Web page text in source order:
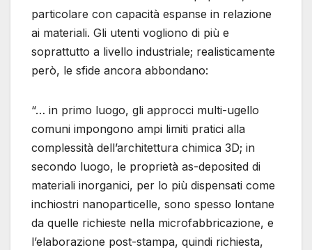
particolare con capacità espanse in relazione
ai materiali. Gli utenti vogliono di più e
soprattutto a livello industriale; realisticamente
però, le sfide ancora abbondano:
“… in primo luogo, gli approcci multi-ugello
comuni impongono ampi limiti pratici alla
complessità dell’architettura chimica 3D; in
secondo luogo, le proprietà as-deposited di
materiali inorganici, per lo più dispensati come
inchiostri nanoparticelle, sono spesso lontane
da quelle richieste nella microfabbricazione, e
l’elaborazione post-stampa, quindi richiesta,